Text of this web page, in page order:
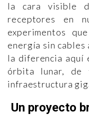
la cara visible
receptores en
experimentos
energía sin cables
la diferencia aquí
órbita lunar, de
infraestructura
Un proyecto